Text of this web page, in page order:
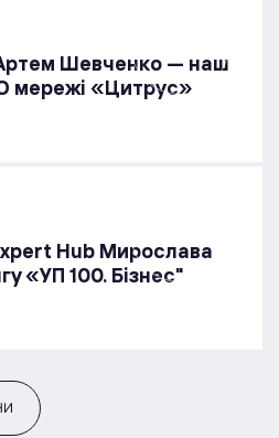
Шевченко — наш
мережі «Цитрус»
Hub Мирослава
«УП 100. Бізнес"